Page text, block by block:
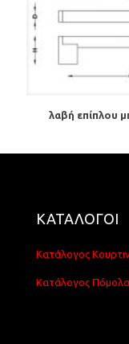
λαβή επίπλου
ΚΑΤΑΛΟΓΟΙ
Κατάλογος
Κατάλογος